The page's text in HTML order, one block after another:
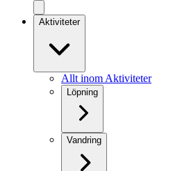
Aktiviteter
Allt inom Aktiviteter
Löpning
Vandring